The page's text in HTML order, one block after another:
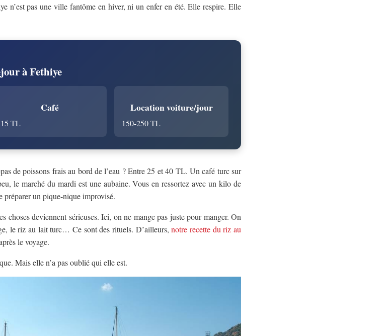
n’est pas une ville fantôme en hiver, ni un enfer en été. Elle respire. Elle
à Fethiye
Café
15 TL
Location voiture/jour
150-250 TL
de poissons frais au bord de l’eau ? Entre 25 et 40 TL. Un café turc sur
le marché du mardi est une aubaine. Vous en ressortez avec un kilo de
préparer un pique-nique improvisé.
choses deviennent sérieuses. Ici, on ne mange pas juste pour manger. On
le riz au lait turc… Ce sont des rituels. D’ailleurs,notre recette du riz au
le voyage.
Mais elle n’a pas oublié qui elle est.